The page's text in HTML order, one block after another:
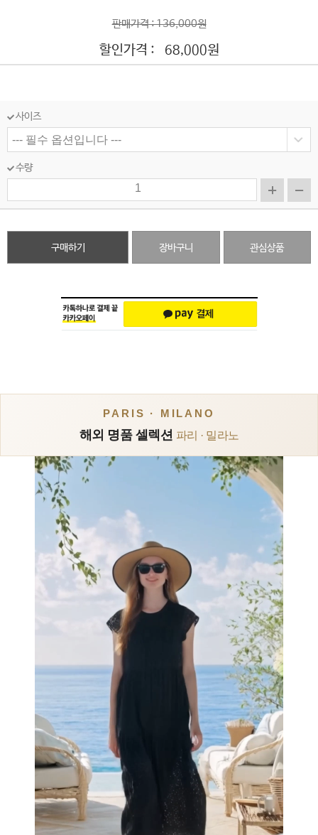
판매가격 : 136,000원
할인가격 : 68,000원
사이즈
수량
구매하기 장바구니 관심상품
PARIS · MILANO
해외 명품 셀렉션 파리 · 밀라노